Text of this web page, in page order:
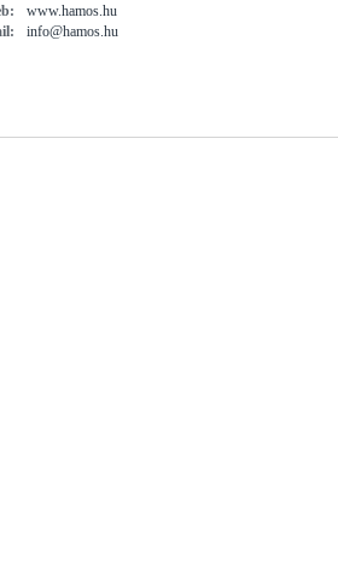
www.hamos.hu
info@hamos.hu